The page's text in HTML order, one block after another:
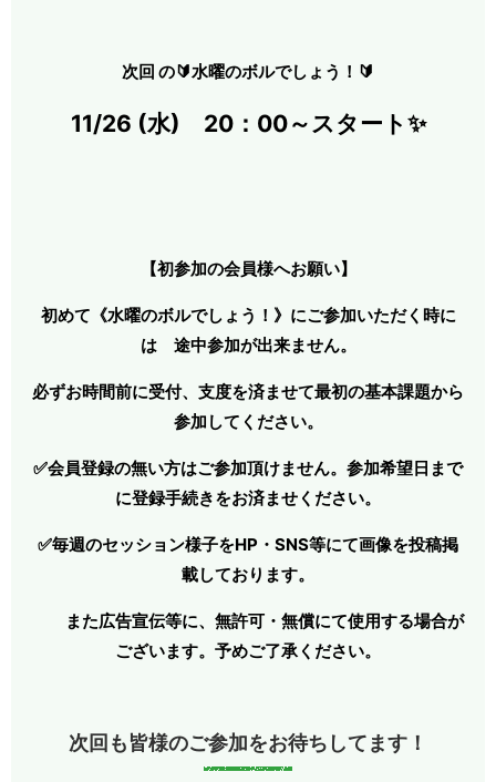
次回 の🔰水曜のボルでしょう！🔰
11/26 (水) 20：00～スタート✨
【初参加の会員様へお願い】
初めて《水曜のボルでしょう！》にご参加いただく時に
は 途中参加が出来ません。
必ずお時間前に受付、支度を済ませて最初の基本課題から
参加してください。
✅会員登録の無い方はご参加頂けません。参加希望日まで
に登録手続きをお済ませください。
✅毎週のセッション様子をHP・SNS等にて画像を投稿掲
載しております。
また広告宣伝等に、無許可・無償にて使用する場合が
ございます。予めご了承ください。
次回も皆様のご参加をお待ちしてます！